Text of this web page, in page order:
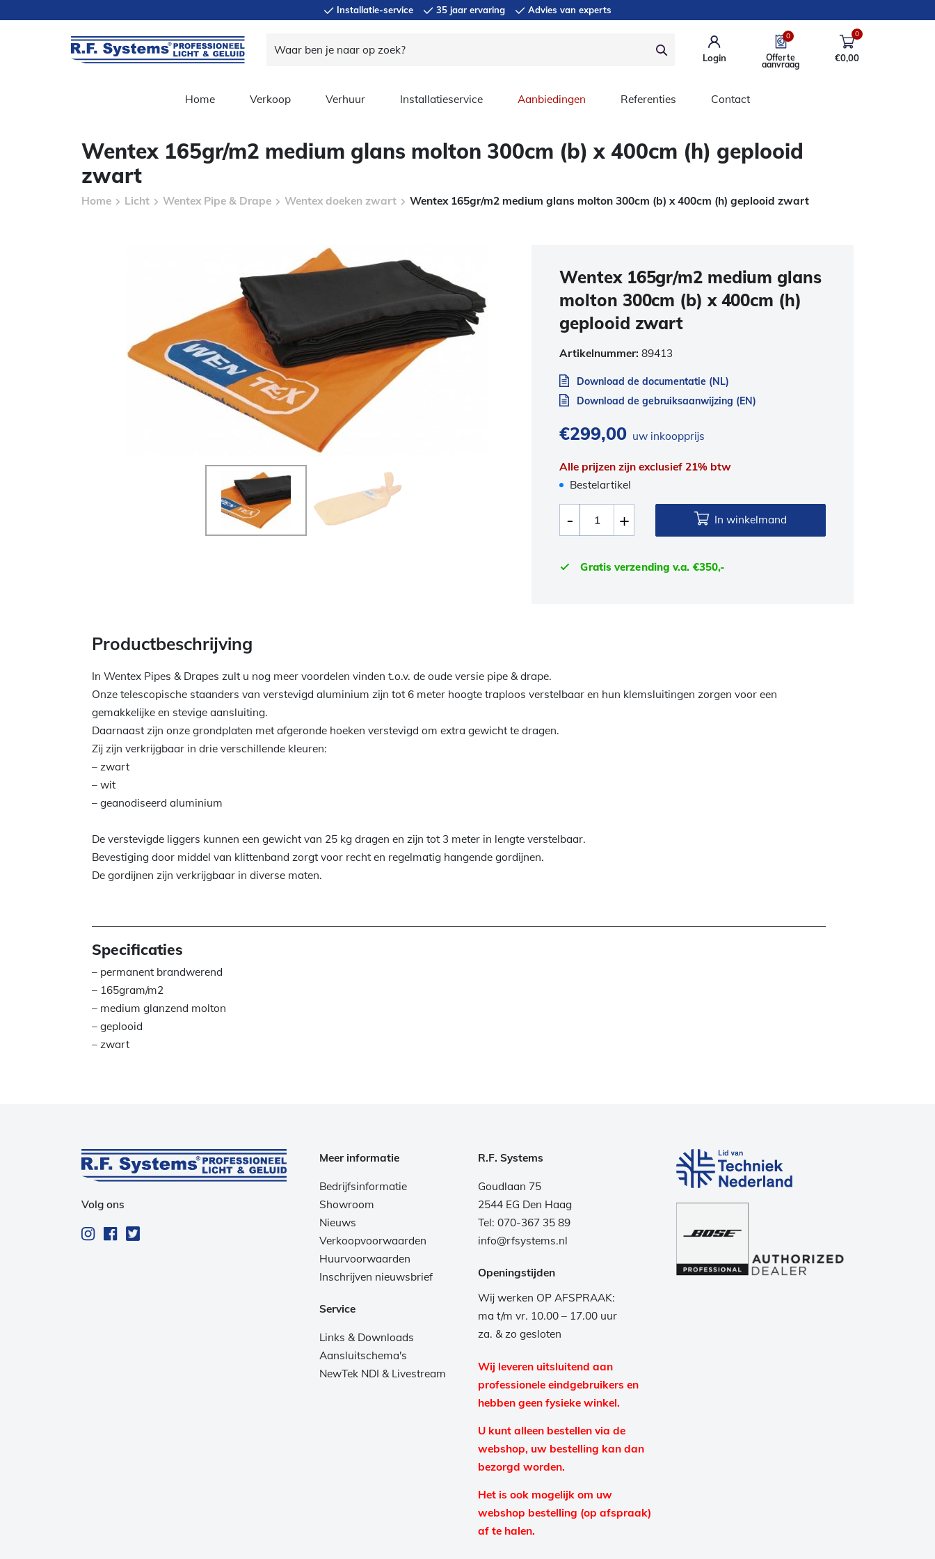
Installatie-service 35 jaar ervaring Advies van experts
Login
0
Offerte
aanvraag
0
€0,00
Home Verkoop Verhuur Installatieservice Aanbiedingen Referenties Contact
Wentex 165gr/m2 medium glans molton 300cm (b) x 400cm (h) geplooid
zwart
Home Licht Wentex Pipe & Drape Wentex doeken zwart Wentex 165gr/m2 medium glans molton 300cm (b) x 400cm (h) geplooid zwart
Wentex 165gr/m2 medium glans
molton 300cm (b) x 400cm (h)
geplooid zwart
Artikelnummer:89413
Download de documentatie (NL)
Download de gebruiksaanwijzing (EN)
€299,00 uw inkoopprijs
Alle prijzen zijn exclusief 21% btw
Bestelartikel
In winkelmand
Gratis verzending v.a. €350,-
Productbeschrijving
In Wentex Pipes & Drapes zult u nog meer voordelen vinden t.o.v. de oude versie pipe & drape.
Onze telescopische staanders van verstevigd aluminium zijn tot 6 meter hoogte traploos verstelbaar en hun klemsluitingen zorgen voor een
gemakkelijke en stevige aansluiting.
Daarnaast zijn onze grondplaten met afgeronde hoeken verstevigd om extra gewicht te dragen.
Zij zijn verkrijgbaar in drie verschillende kleuren:
– zwart
– wit
– geanodiseerd aluminium
De verstevigde liggers kunnen een gewicht van 25 kg dragen en zijn tot 3 meter in lengte verstelbaar.
Bevestiging door middel van klittenband zorgt voor recht en regelmatig hangende gordijnen.
De gordijnen zijn verkrijgbaar in diverse maten.
Specificaties
– permanent brandwerend
– 165gram/m2
– medium glanzend molton
– geplooid
– zwart
Volg ons
Meer informatie
Bedrijfsinformatie
Showroom
Nieuws
Verkoopvoorwaarden
Huurvoorwaarden
Inschrijven nieuwsbrief
Service
Links & Downloads
Aansluitschema's
NewTek NDI & Livestream
R.F. Systems
Goudlaan 75
2544 EG Den Haag
Tel: 070-367 35 89
info@rfsystems.nl
Openingstijden
Wij werken OP AFSPRAAK:
ma t/m vr. 10.00 – 17.00 uur
za. & zo gesloten
Wij leveren uitsluitend aan
professionele eindgebruikers en
hebben geen fysieke winkel.
U kunt alleen bestellen via de
webshop, uw bestelling kan dan
bezorgd worden.
Het is ook mogelijk om uw
webshop bestelling (op afspraak)
af te halen.